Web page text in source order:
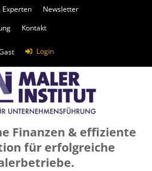
Newsletter
Kontakt
Login
Finanzen & effiziente
für erfolgreiche